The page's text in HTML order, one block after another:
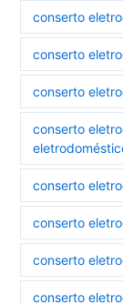
conserto
conserto
conserto
conserto
conserto
conserto
conserto
conserto